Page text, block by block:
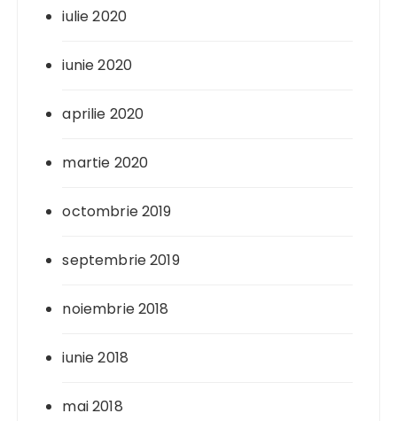
iulie 2020
iunie 2020
aprilie 2020
martie 2020
octombrie 2019
septembrie 2019
noiembrie 2018
iunie 2018
mai 2018